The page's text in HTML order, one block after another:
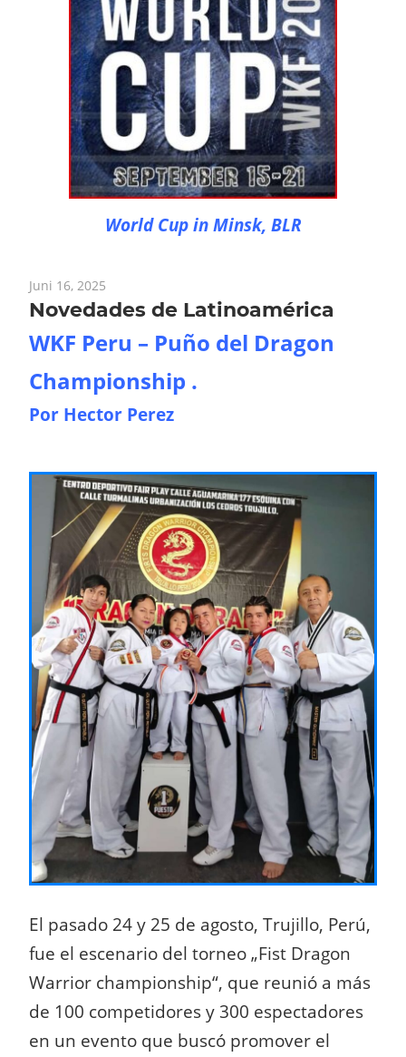
World Cup in Minsk, BLR
Juni 16, 2025
Novedades de Latinoamérica
WKF Peru – Puño del Dragon
Championship .
Por Hector Perez
El pasado 24 y 25 de agosto, Trujillo, Perú,
fue el escenario del torneo „Fist Dragon
Warrior championship“, que reunió a más
de 100 competidores y 300 espectadores
en un evento que buscó promover el